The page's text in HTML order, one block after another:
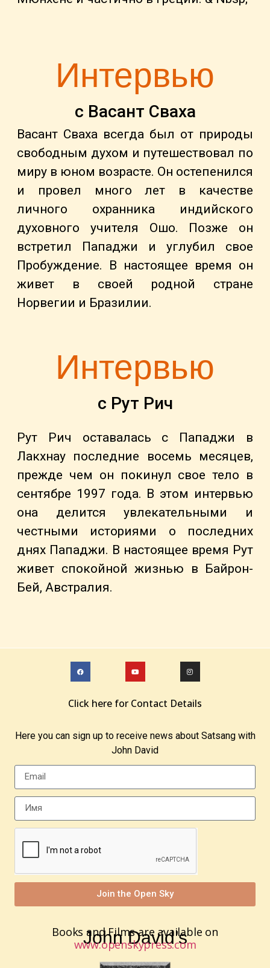
Интервью
с Васант Сваха
Васант Сваха всегда был от природы
свободным духом и путешествовал по
миру в юном возрасте. Он остепенился
и провел много лет в качестве
личного охранника индийского
духовного учителя Ошо. Позже он
встретил Пападжи и углубил свое
Пробуждение. В настоящее время он
живет в своей родной стране
Норвегии и Бразилии.
Интервью
с Рут Рич
Рут Рич оставалась с Пападжи в
Лакхнау последние восемь месяцев,
прежде чем он покинул свое тело в
сентябре 1997 года. В этом интервью
она делится увлекательными и
честными историями о последних
днях Пападжи. В настоящее время Рут
живет спокойной жизнью в Байрон-
Бей, Австралия.
Click here for Contact Details
Here you can sign up to receive news about Satsang with
John David
Join the Open Sky
John David’s
Books and Films are available on
www.openskypress.com